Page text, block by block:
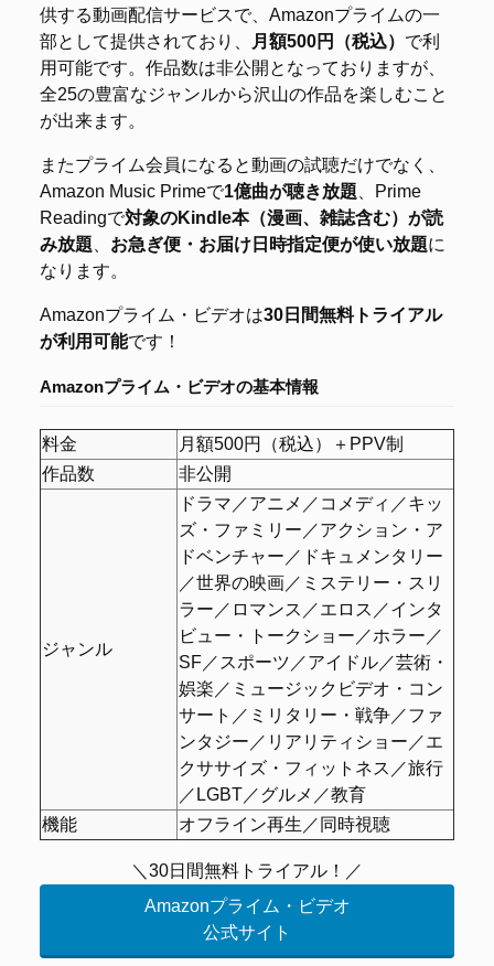
供する動画配信サービスで、Amazonプライムの一
部として提供されており、
月額500円（税込） で利
用可能です。作品数は非公開となっておりますが、
全25の豊富なジャンルから沢山の作品を楽しむこと
が出来ます。
またプライム会員になると動画の試聴だけでなく、
Amazon Music Primeで1億曲が聴き放題 、Prime
Readingで対象のKindle本（漫画、雑誌含む）が読
み放題
お急ぎ便・お届け日時指定便が使い放題に
なります。
Amazonプライム・ビデオは30日間無料トライアル
が利用可能です！
Amazonプライム・ビデオの基本情報
料金
月額500円（税込）＋PPV制
作品数
非公開
ジャンル
ドラマ／アニメ／コメディ／キッ
ズ・ファミリー／アクション・ア
ドベンチャー／ドキュメンタリー
／世界の映画／ミステリー・スリ
ラー／ロマンス／エロス／インタ
ビュー・トークショー／ホラー／
SF／スポーツ／アイドル／芸術・
娯楽／ミュージックビデオ・コン
サート／ミリタリー・戦争／ファ
ンタジー／リアリティショー／エ
クササイズ・フィットネス／旅行
／LGBT／グルメ／教育
機能
オフライン再生／同時視聴
＼30日間無料トライアル！／
Amazonプライム・ビデオ
公式サイト